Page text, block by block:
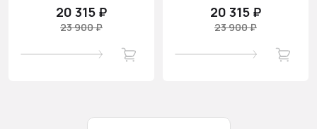
20 315 ₽
23 900 ₽
20 315 ₽
23 900 ₽